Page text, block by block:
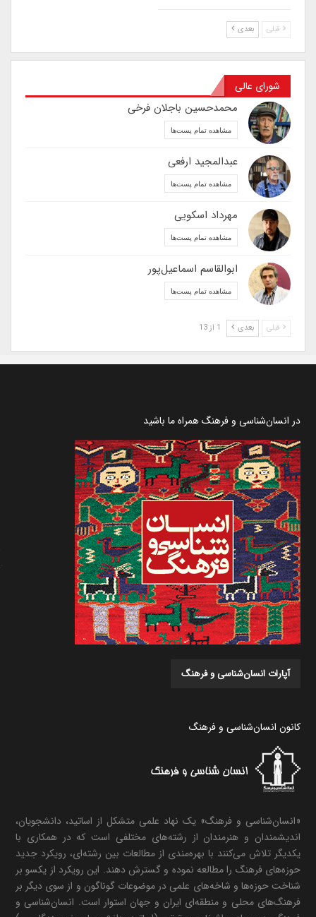
قبلی بعدی
شورای عالی
محمدحسین باجلان فرخی
مشاهده تمام پست‌ها
عبدالمجید ارفعی
مشاهده تمام پست‌ها
مهرداد اسکویی
مشاهده تمام پست‌ها
ابوالقاسم اسماعیل‌پور
مشاهده تمام پست‌ها
قبلی بعدی
در انسان‌شناسی و فرهنگ همراه ما باشید
آپارات انسان‌شناسی و فرهنگ
کانون انسان‌شناسی و فرهنگ
«انسان‌شناسی و فرهنگ» یک نهاد علمی متشکل از اساتید، دانشجویان،
اندیشمندان و هنرمندان از رشته‌های مختلفی است که در همکاری با
یکدیگر تلاش می‌کنند با بهره‌مندی از مطالعات بین رشته‌ای، رویکرد جدید
حوزه‌های فرهنگ را مطالعه نموده و گسترش دهند. این رویکرد از یکسو بر
شناخت حوزه‌ها و شاخه‌های علمی در موضوعات گوناگون و از سوی دیگر بر
فرهنگ‌های محلی و منطقه‌ای ایران و جهان استوار است. انسان‌شناسی و